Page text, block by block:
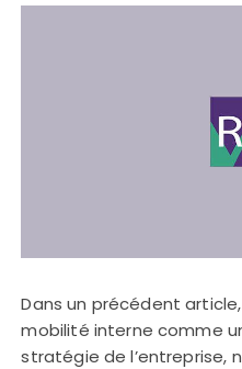
Dans un précédent
mobilité interne comme
stratégie de l’entreprise,